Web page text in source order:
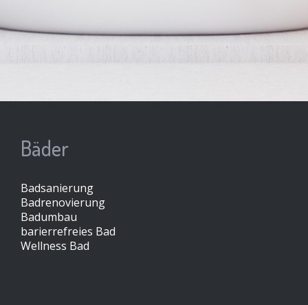
Bäder
Badsanierung
Badrenovierung
Badumbau
barierrefreies Bad
Wellness Bad